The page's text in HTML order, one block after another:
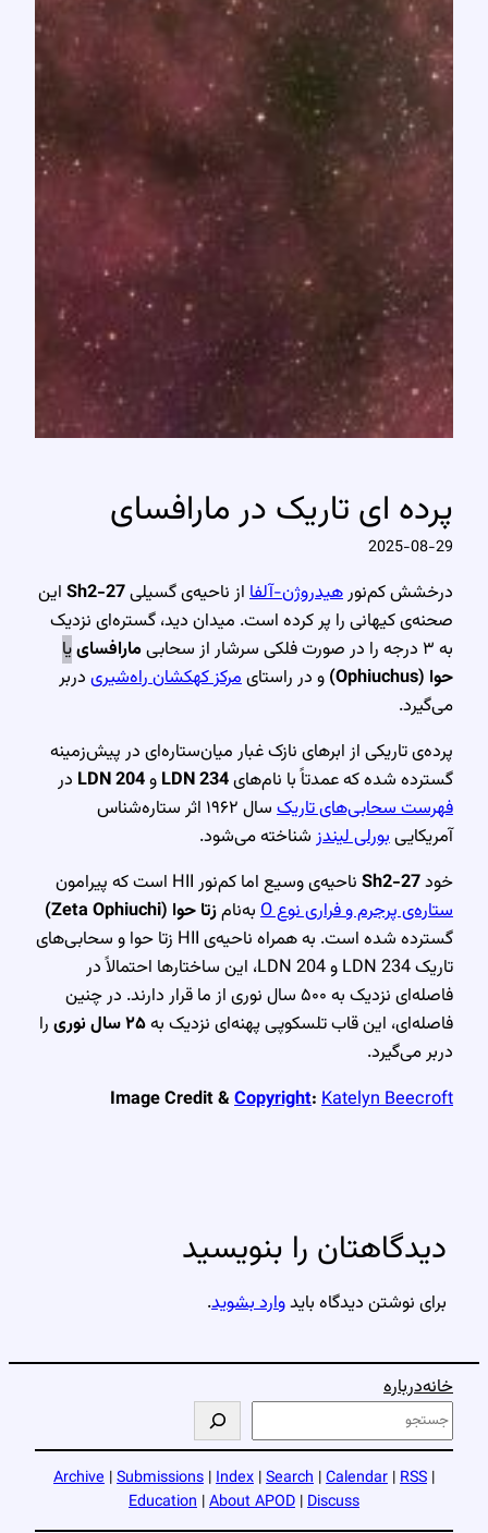
پرده ای تاریک در مارافسای
2025-08-29
درخشش کم‌نورهیدروژن-آلفااز ناحیه‌ی گسیلیSh2-27این
صحنه‌ی کیهانی را پر کرده است. میدان دید، گستره‌ای نزدیک
به ۳ درجه را در صورت فلکی سرشار از سحابی
مارافساییا
حوا (Ophiuchus)
و در راستایمرکز کهکشان راه‌شیریدربر
می‌گیرد.
پرده‌ی تاریکی از ابرهای نازک غبار میان‌ستاره‌ای در پیش‌زمینه
گسترده شده که عمدتاً با نام‌هایLDN 234وLDN 204 در
فهرست سحابی‌های تاریک
سال ۱۹۶۲ اثر ستاره‌شناس
آمریکاییبورلی لیندزشناخته می‌شود.
خودSh2-27ناحیه‌ی وسیع اما کم‌نور HII است که پیرامون
ستاره‌ی پرجرم و فراری نوع O
به‌نامزتا حوا (Zeta Ophiuchi)
گسترده شده است. به همراه ناحیه‌ی HII زتا حوا و سحابی‌های
تاریک LDN 234 و LDN 204، این ساختارها احتمالاً در
فاصله‌ای نزدیک به ۵۰۰ سال نوری از ما قرار دارند. در چنین
فاصله‌ای، این قاب تلسکوپی پهنه‌ای نزدیک به۲۵ سال نوری
را
دربر می‌گیرد.
Image Credit &Copyright:Katelyn Beecroft
دیدگاهتان را بنویسید
برای نوشتن دیدگاه بایدوارد بشوید.
خانهدرباره
ج
س
و
Archive |Submissions |Index |Search |Calendar |RSS |
Education |About APOD |Discuss